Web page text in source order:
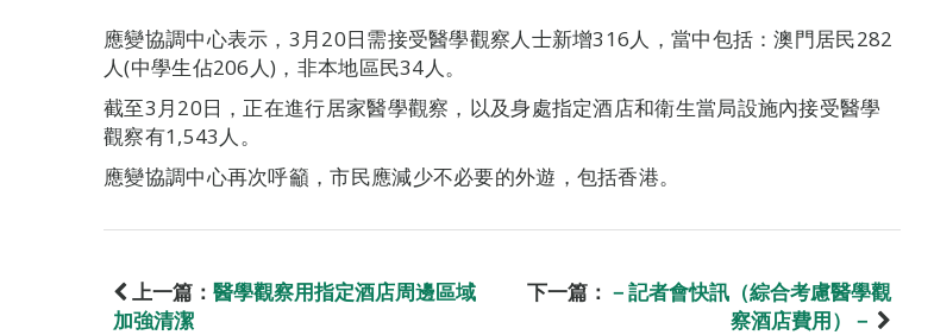
應變協調中心表示，3月20日需接受醫學觀察人士新增316人，當中包括：澳門居民282
人(中學生佔206人)，非本地區民34人。
截至3月20日，正在進行居家醫學觀察，以及身處指定酒店和衛生當局設施內接受醫學
觀察有1,543人。
應變協調中心再次呼籲，市民應減少不必要的外遊，包括香港。
上一篇： 醫學觀察用指定酒店周邊區域
加強清潔
下一篇： －記者會快訊（綜合考慮醫學觀
察酒店費用）－